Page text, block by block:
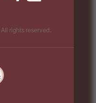
rights reserved.